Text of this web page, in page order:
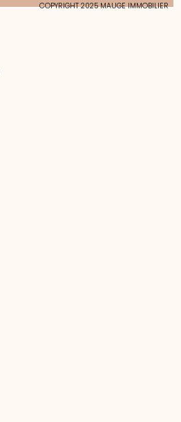
COPYRIGHT 2025 MAUGE IMMOBILIER